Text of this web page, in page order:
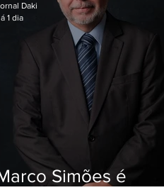
Simões é
Daki
1 dia